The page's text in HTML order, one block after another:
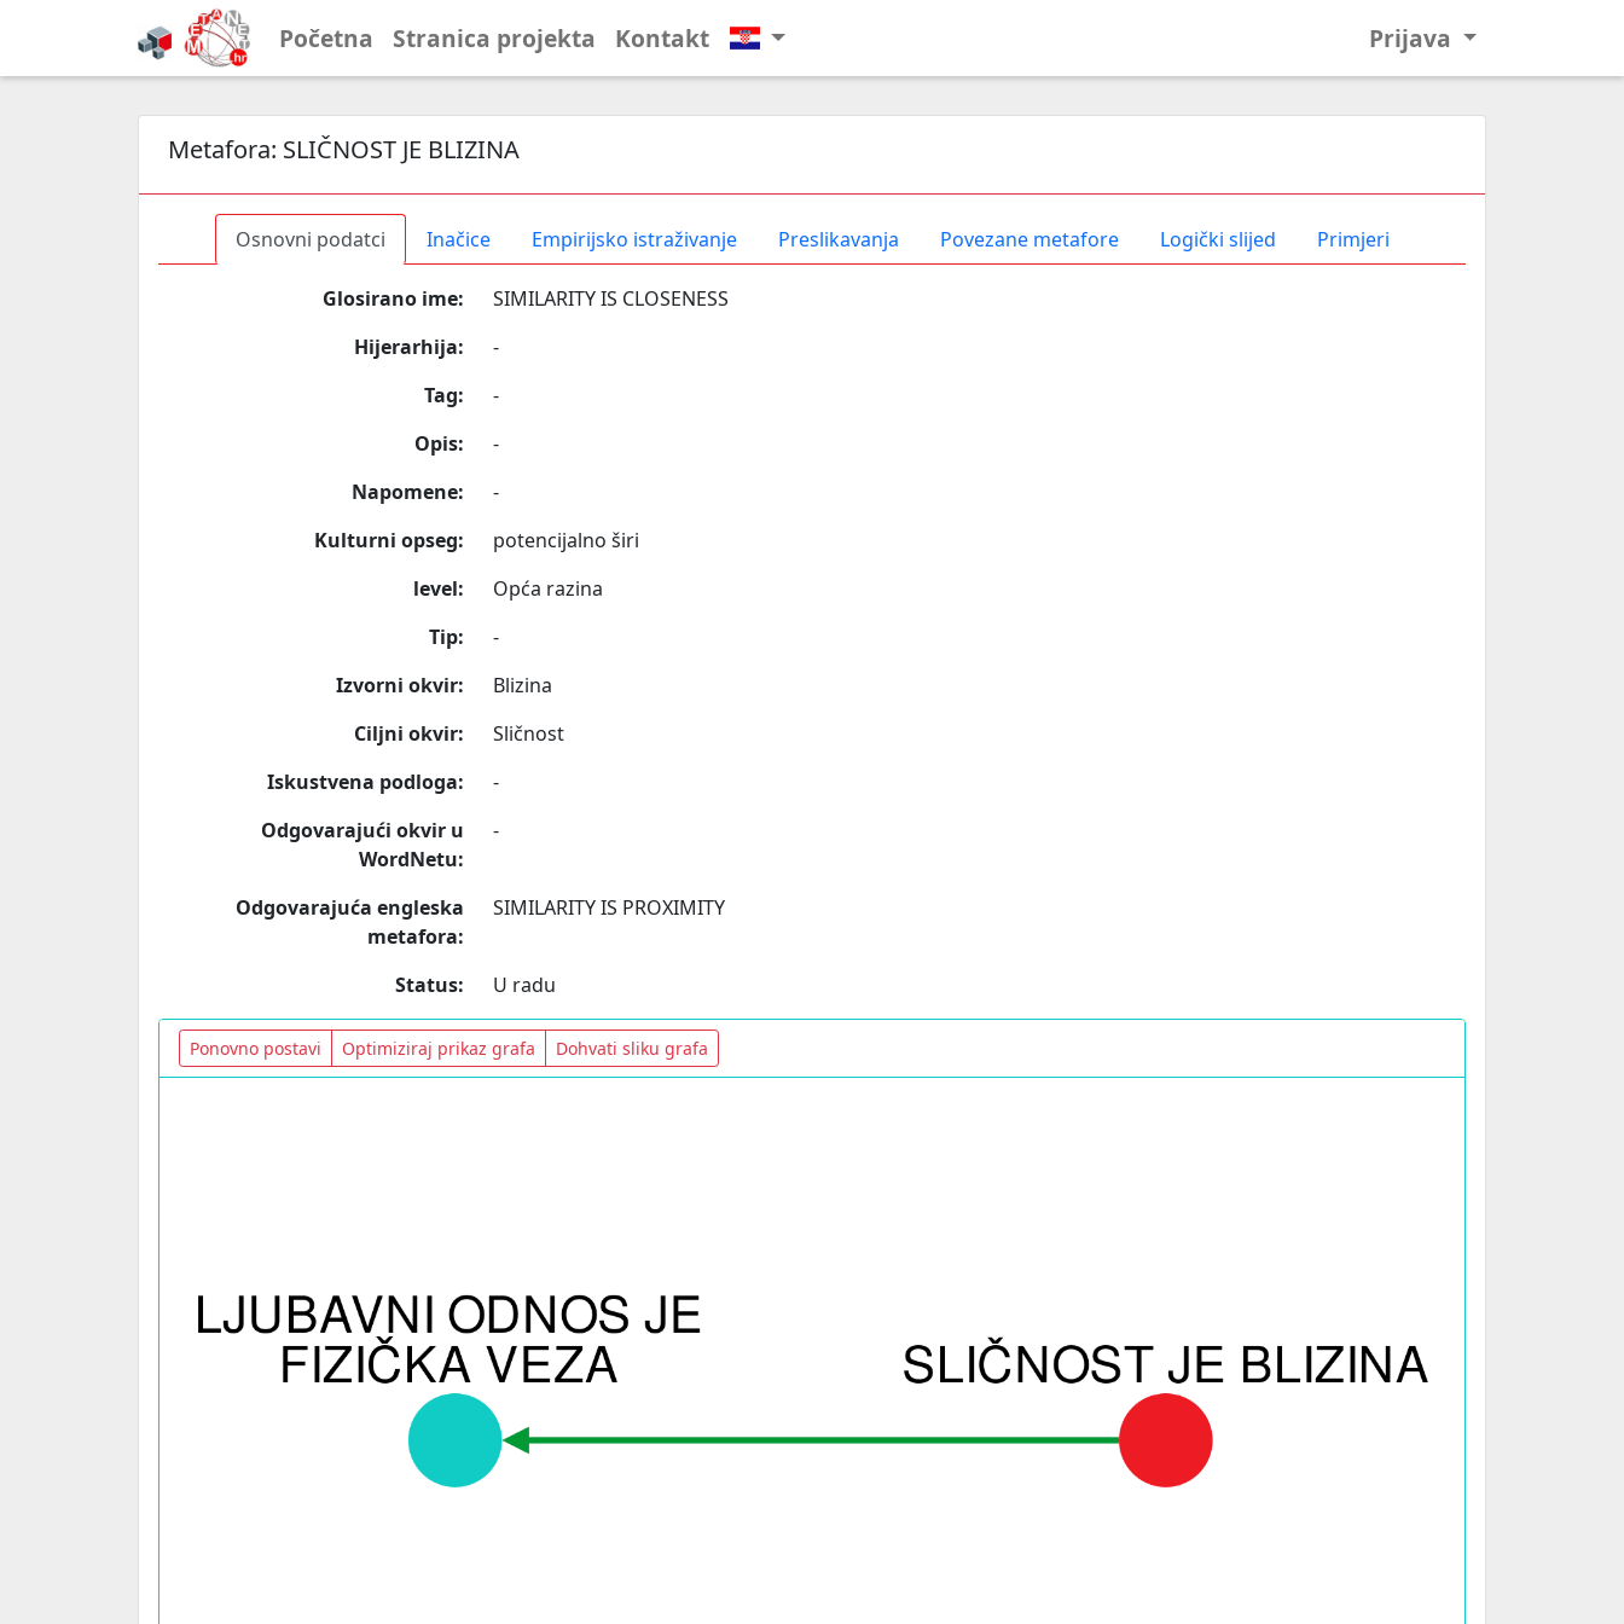
Početna Stranica projekta Kontakt Prijava
Metafora: SLIČNOST JE BLIZINA
Osnovni podatci Inačice Empirijsko istraživanje Preslikavanja Povezane metafore Logički slijed Primjeri
Glosirano ime:
SIMILARITY IS CLOSENESS
Hijerarhija:
-
Tag:
-
Opis:
-
Napomene:
-
Kulturni opseg:
potencijalno širi
level:
Opća razina
Tip:
-
Izvorni okvir:
Blizina
Ciljni okvir:
Sličnost
Iskustvena podloga:
-
Odgovarajući okvir u
WordNetu:
-
Odgovarajuća engleska
metafora:
SIMILARITY IS PROXIMITY
Status: U radu
Ponovno postavi Optimiziraj prikaz grafa Dohvati sliku grafa